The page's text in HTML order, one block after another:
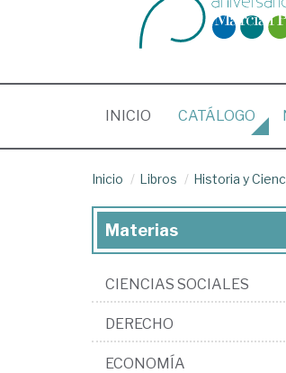
INICIO (CURRENT)
CATÁLOGO
Inicio Libros Historia y
Materias
CIENCIAS SOCIALES
DERECHO
ECONOMÍA